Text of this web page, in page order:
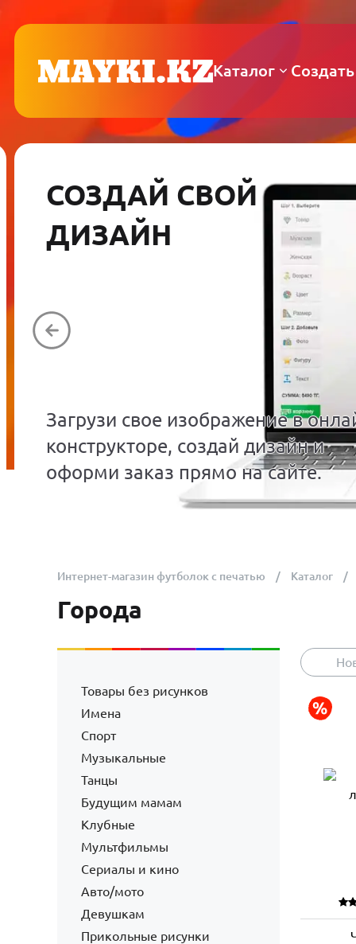
Каталог
СОЗДАЙ СВОЙ
ДИЗАЙН
Загрузи свое изображение в
конструкторе, создай дизайн и
оформи заказ прямо на сайте.
Интернет-магазин футболок с печатью Каталог
Города
Товары без рисунков
Имена
Спорт
Музыкальные
Танцы
Будущим мамам
Клубные
Мультфильмы
Сериалы и кино
Авто/мото
Девушкам
Прикольные рисунки